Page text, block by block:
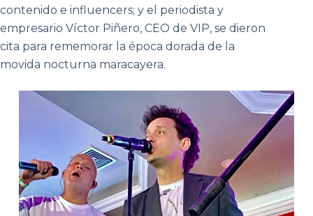
contenido e influencers; y el periodista y
empresario Víctor Piñero, CEO de VIP, se dieron
cita para rememorar la época dorada de la
movida nocturna maracayera.